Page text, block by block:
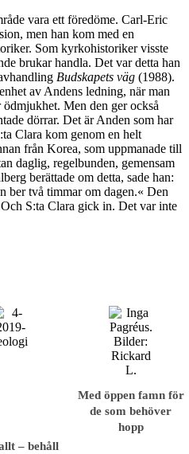
vara ett föredöme. Carl-Eric
men han kom med en
Som kyrkohistoriker visste
brukar handla. Det var detta han
Budskapets väg (1988).
av Andens ledning, när man
Men den ger också
dörrar. Det är Anden som har
Clara kom genom en helt
från Korea, som uppmanade till
daglig, regelbunden, gemensam
berättade om detta, sade han:
ber två timmar om dagen.« Den
S:ta Clara gick in. Det var inte
– behåll
Med öppen famn för
de som behöver
hopp